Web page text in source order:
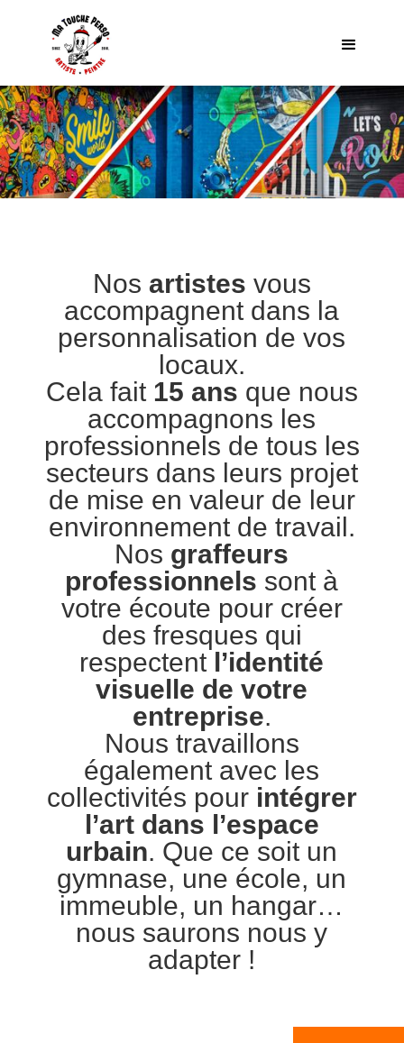
Nos artistes vous
accompagnent dans la
personnalisation de vos
locaux.
Cela fait 15 ans que nous
accompagnons les
professionnels de tous les
secteurs dans leurs projet
de mise en valeur de leur
environnement de travail.
Nos graffeurs
professionnels sont à
votre écoute pour créer
des fresques qui
respectent l’identité
visuelle de votre
entreprise.
Nous travaillons
également avec les
collectivités pour intégrer
l’art dans l’espace
urbain. Que ce soit un
gymnase, une école, un
immeuble, un hangar…
nous saurons nous y
adapter !